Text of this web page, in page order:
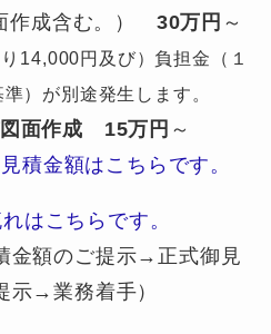
作成含む。） 30万円 ～
14,000円及び）負担金（１
）が別途発生します。
面作成 15万円 ～
積金額はこちらです。
はこちらです。
金額のご提示→正式御見
示→業務着手）